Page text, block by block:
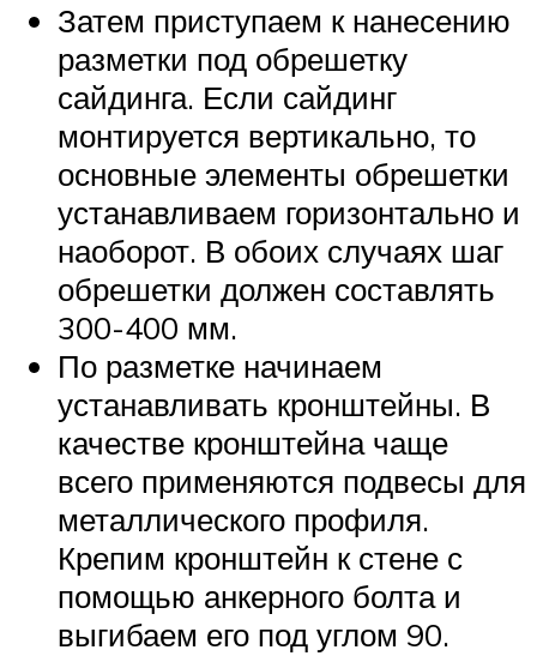
Затем приступаем к нанесению
разметки под обрешетку
сайдинга. Если сайдинг
монтируется вертикально, то
основные элементы обрешетки
устанавливаем горизонтально и
наоборот. В обоих случаях шаг
обрешетки должен составлять
300-400 мм.
По разметке начинаем
устанавливать кронштейны. В
качестве кронштейна чаще
всего применяются подвесы для
металлического профиля.
Крепим кронштейн к стене с
помощью анкерного болта и
выгибаем его под углом 90.